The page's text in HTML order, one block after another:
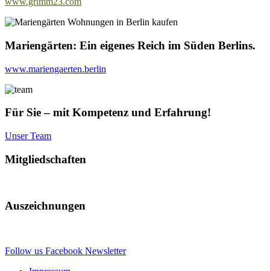
Mariengärten: Ein eigenes Reich im Süden Berlins.
www.mariengaerten.berlin
Für Sie – mit Kompetenz und Erfahrung!
Unser Team
Mitgliedschaften
Auszeichnungen
Follow us Facebook Newsletter